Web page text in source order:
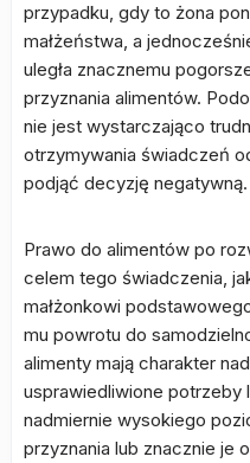
przypadku, gdy to żona
małżeństwa, a
uległa znacznemu
przyznania alimentów.
nie jest wystarczająco
otrzymywania świadczeń
podjąć decyzję negatywną.
Prawo do alimentów po
celem tego świadczenia,
małżonkowi
mu powrotu do
alimenty mają charakter
usprawiedliwione potrzeby
nadmiernie wysokiego
przyznania lub znacznie je